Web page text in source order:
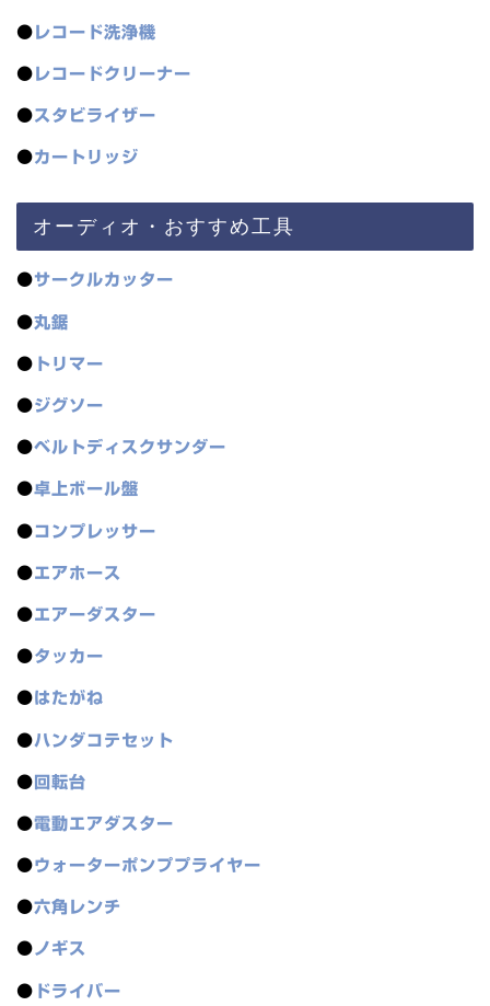
● レコード洗浄機
● レコードクリーナー
●スタビライザー
●カートリッジ
オーディオ・おすすめ工具
●サークルカッター
●丸鋸
● トリマー
●ジグソー
●ベルトディスクサンダー
●卓上ボール盤
● コンプレッサー
●エアホース
●エアーダスター
●タッカー
●はたがね
●ハンダコテセット
● 回転台
●電動エアダスター
●ウォーターポンププライヤー
●六角レンチ
●ノギス
● ドライバー